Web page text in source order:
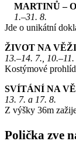
MARTINŮ –
1.–31. 8.
Jde o unikátní
ŽIVOT NA VĚŽI
13.–14. 7., 10.–11.
Kostýmové
SVÍTÁNÍ NA
13. 7. a 17. 8.
Z výšky 36m
Polička zve